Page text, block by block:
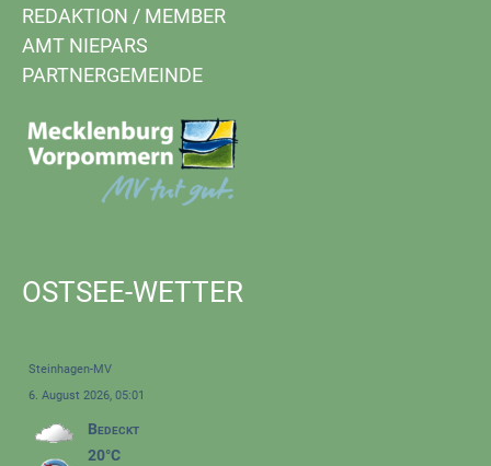
REDAKTION / MEMBER
AMT NIEPARS
PARTNERGEMEINDE
OSTSEE-WETTER
Steinhagen-MV
6. August 2026, 05:01
Bedeckt
20°C